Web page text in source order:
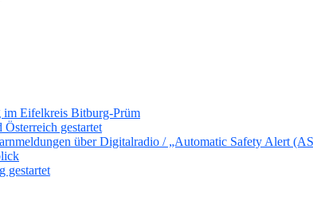
im Eifelkreis Bitburg-Prüm
gestartet
über Digitalradio / „Automatic Safety Alert
gestartet